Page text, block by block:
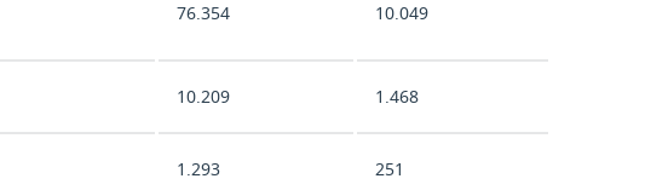
76.354 10.049
10.209 1.468
1.293 251